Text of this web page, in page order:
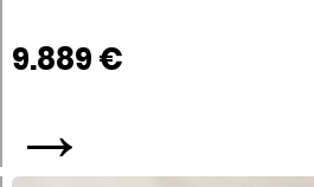
9.889 €
→